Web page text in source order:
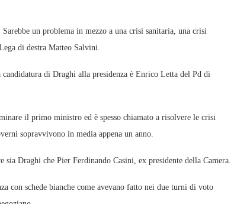
un problema in mezzo a una crisi sanitaria, una crisi
di destra Matteo Salvini.
di Draghi alla presidenza è Enrico Letta del Pd di
il primo ministro ed è spesso chiamato a risolvere le crisi
sopravvivono in media appena un anno.
Draghi che Pier Ferdinando Casini, ex presidente della Camera.
con schede bianche come avevano fatto nei due turni di voto